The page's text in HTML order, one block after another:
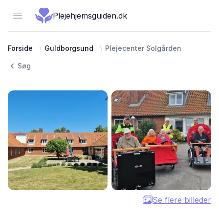
Open menuPlejehjemsguiden.dk
Forside Guldborgsund Plejecenter Solgården
Søg
Se flere billeder